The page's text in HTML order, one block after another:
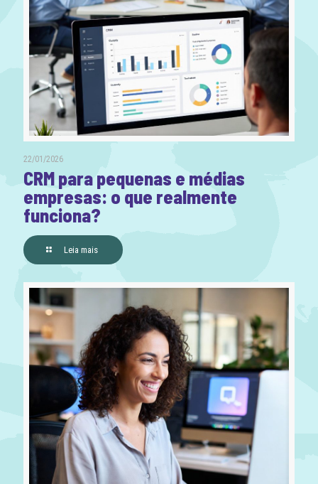
22/01/2026
CRM para pequenas e médias
empresas: o que realmente
funciona?
Leia mais